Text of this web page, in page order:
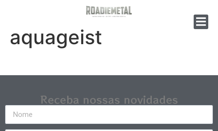
aquageist
Receba nossas novidades